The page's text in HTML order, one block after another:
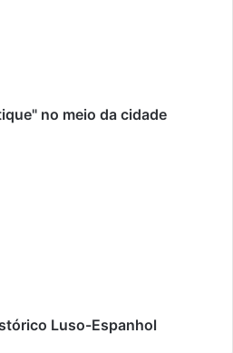
no meio da cidade
Luso-Espanhol